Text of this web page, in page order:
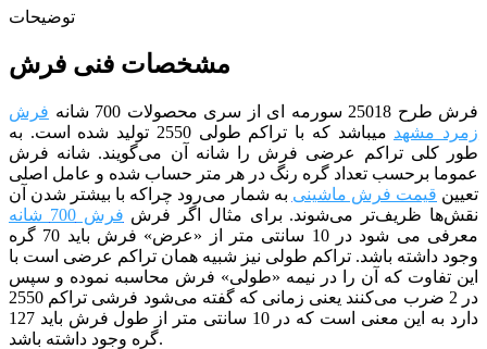
توضیحات
مشخصات فنی فرش
فرش طرح 25018 سورمه ای از سری محصولات 700 شانه
فرش
زمرد مشهد
می­باشد که با تراکم طولی 2550 تولید شده است. به
طور کلی تراکم عرضی فرش را شانه آن می‌گویند. شانه فرش
عموما برحسب تعداد گره رنگ در هر متر حساب شده و عامل اصلی
تعیین قیمت فرش ماشینی به شمار می‌رود چراکه با بیشتر شدن آن
نقش‌ها ظریف‌تر می‌شوند. برای مثال اگر فرش فرش 700 شانه
معرفی می شود در 10 سانتی متر از «عرض» فرش باید 70 گره
وجود داشته باشد. تراکم طولی نیز شبیه همان تراکم عرضی است با
این تفاوت که آن را در نیمه «طولی» فرش محاسبه نموده و سپس
در 2 ضرب می‌کنند یعنی زمانی که گفته می‌شود فرشی تراکم 2550
دارد به این معنی است که در 10 سانتی متر از طول فرش باید 127
گره وجود داشته باشد.